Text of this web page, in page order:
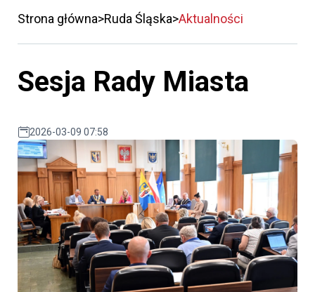
Strona główna Ruda Śląska Aktualności
Sesja Rady Miasta
2026-03-09 07:58